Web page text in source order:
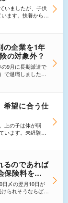
仕事か、必ず更新
ばならないのか。
ればいいのか考え
いましたが、子供
ます。扶養から外
の企業を1年
の対象外？
9月に長期派遣で
で退職しました。
派遣で就業中で
希望に合う仕
上の子は体が弱
います。未経験で
ですが、病院の関
ます。そういう融
るのでしょうか？
ヤッパリ難しいで
るのであれば
保険料を引
か？
日〆の翌月10日が
られそうならば、
ました。ここから